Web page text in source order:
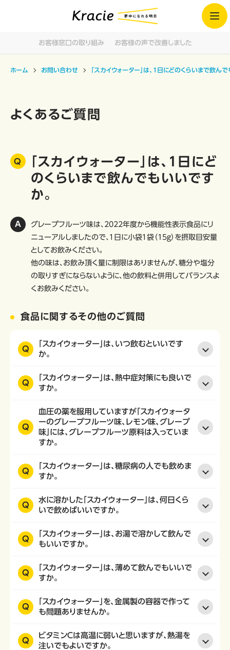
お客様窓口の取り組み お客様の声で改善しました
ホーム お問い合わせ 「スカイウォーター」は、1日にどのくらいまで飲ん
よくあるご質問
「スカイウォーター」は、1日にど
のくらいまで飲んでもいいです
か。
グレープフルーツ味は、2022年度から機能性表示食品にリ
ニューアルしましたので、１日に小袋１袋（15ｇ）を摂取目安量
としてお飲みください。
他の味は、お飲み頂く量に制限はありませんが、糖分や塩分
の取りすぎにならないように、他の飲料と併用してバランスよ
くお飲みください。
食品に関するその他のご質問
Q
「スカイウォーター」は、いつ飲むといいです
か。
Q
「スカイウォーター」は、熱中症対策にも良いで
すか。
Q
血圧の薬を服用していますが「スカイウォータ
ーのグレープフルーツ味、レモン味、グレープ
味」には、グレープフルーツ原料は入っていま
すか。
Q
「スカイウォーター」は、糖尿病の人でも飲めま
すか。
Q
水に溶かした「スカイウォーター」は、何日くら
いで飲めばいいですか。
Q
「スカイウォーター」は、お湯で溶かして飲んで
もいいですか。
Q
「スカイウォーター」は、薄めて飲んでもいいで
すか。
Q
「スカイウォーター」を、金属製の容器で作って
も問題ありませんか。
Q
ビタミンＣは高温に弱いと思いますが、熱湯を
注いでもよいですか。